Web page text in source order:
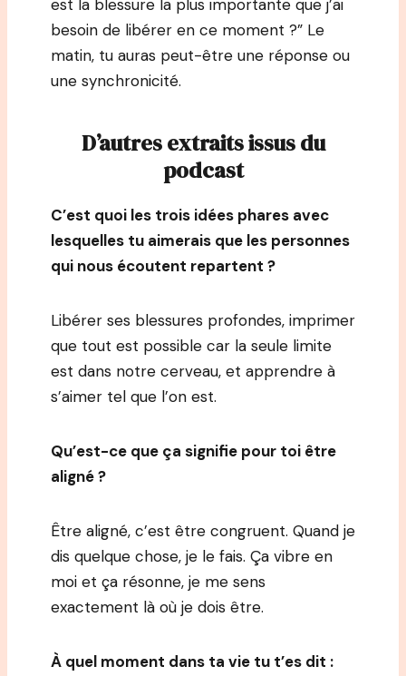
est la blessure la plus importante que j’ai
besoin de libérer en ce moment ?” Le
matin, tu auras peut-être une réponse ou
une synchronicité.
D’autres extraits issus du
podcast
C’est quoi les trois idées phares avec
lesquelles tu aimerais que les personnes
qui nous écoutent repartent ?
Libérer ses blessures profondes, imprimer
que tout est possible car la seule limite
est dans notre cerveau, et apprendre à
s’aimer tel que l’on est.
Qu’est-ce que ça signifie pour toi être
aligné ?
Être aligné, c’est être congruent. Quand je
dis quelque chose, je le fais. Ça vibre en
moi et ça résonne, je me sens
exactement là où je dois être.
À quel moment dans ta vie tu t’es dit :